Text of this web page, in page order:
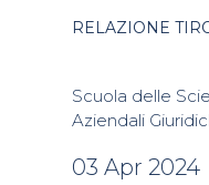
RELAZIONE
Scuola delle
Aziendali
03 Apr 2024